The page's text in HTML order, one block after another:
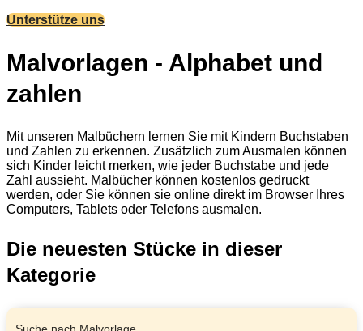
Unterstütze uns
Malvorlagen - Alphabet und
zahlen
Mit unseren Malbüchern lernen Sie mit Kindern Buchstaben
und Zahlen zu erkennen. Zusätzlich zum Ausmalen können
sich Kinder leicht merken, wie jeder Buchstabe und jede
Zahl aussieht. Malbücher können kostenlos gedruckt
werden, oder Sie können sie online direkt im Browser Ihres
Computers, Tablets oder Telefons ausmalen.
Die neuesten Stücke in dieser
Kategorie